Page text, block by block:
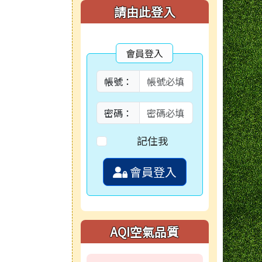
右邊區域內容
請由此登入
會員登入
帳號：
密碼：
記住我
會員登入
AQI空氣品質